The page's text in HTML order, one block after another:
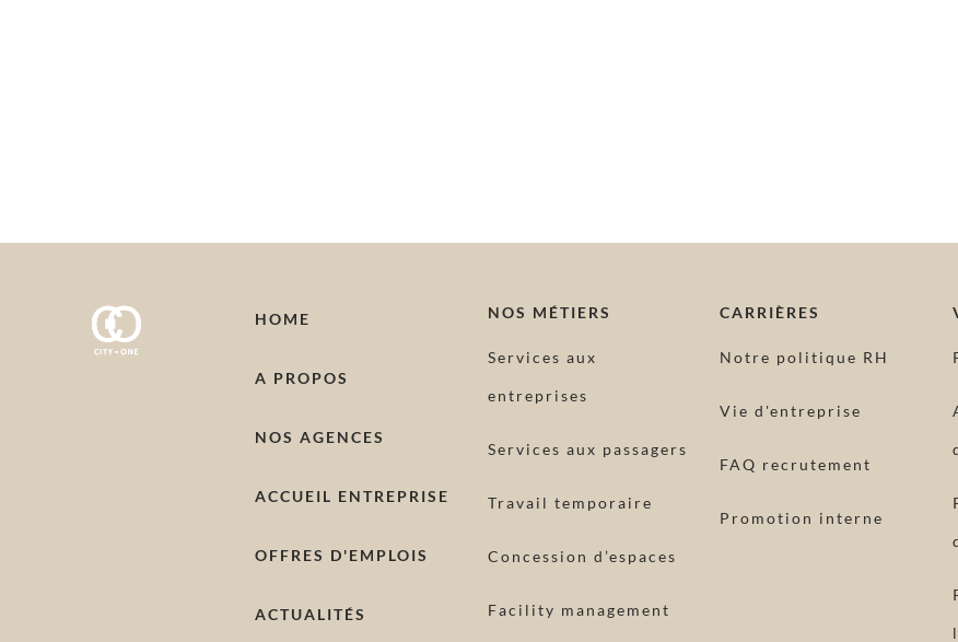
HOME
A PROPOS
NOS AGENCES
ACCUEIL ENTREPRISE
OFFRES D'EMPLOIS
ACTUALITÉS
NOS MÉTIERS
Services aux
entreprises
Services aux passagers
Travail temporaire
Concession d’espaces
Facility management
CARRIÈRES
Notre politique RH
Vie d'entreprise
FAQ recrutement
Promotion interne